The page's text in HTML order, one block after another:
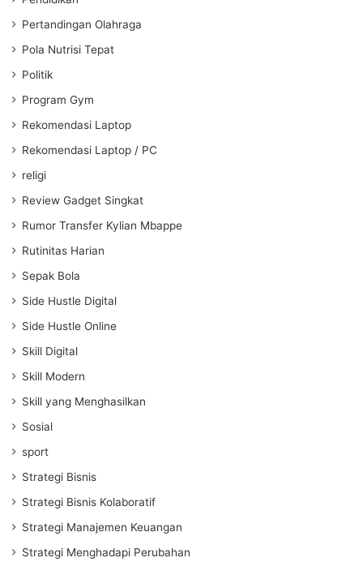
Pertandingan Olahraga
Pola Nutrisi Tepat
Politik
Program Gym
Rekomendasi Laptop
Rekomendasi Laptop / PC
religi
Review Gadget Singkat
Rumor Transfer Kylian Mbappe
Rutinitas Harian
Sepak Bola
Side Hustle Digital
Side Hustle Online
Skill Digital
Skill Modern
Skill yang Menghasilkan
Sosial
sport
Strategi Bisnis
Strategi Bisnis Kolaboratif
Strategi Manajemen Keuangan
Strategi Menghadapi Perubahan